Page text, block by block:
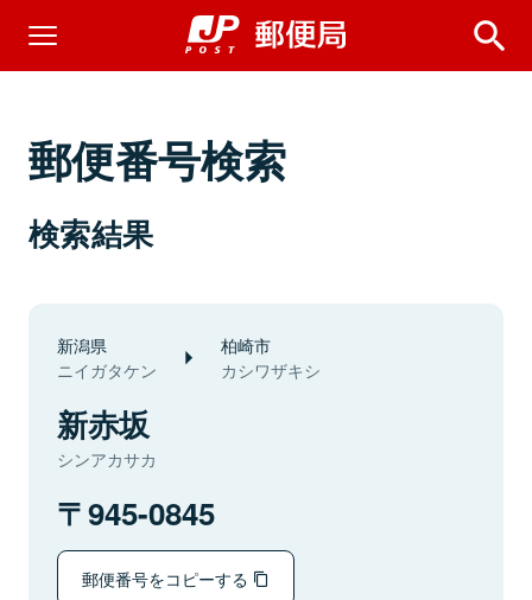
郵便番号検索
検索結果
新潟県
ニイガタケン
柏崎市
カシワザキシ
新赤坂
シンアカサカ
945-0845
郵便番号をコピーする